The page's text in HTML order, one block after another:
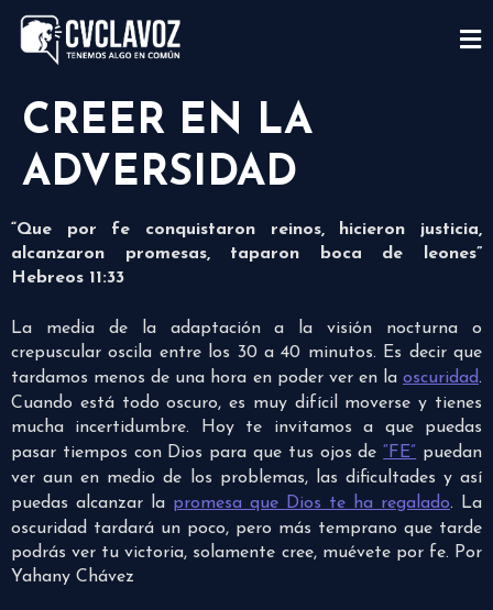
CREER EN LA
ADVERSIDAD
“Que por fe conquistaron reinos, hicieron justicia,
alcanzaron promesas, taparon boca de leones”
Hebreos 11:33
La media de la adaptación a la visión nocturna o
crepuscular oscila entre los 30 a 40 minutos. Es decir que
tardamos menos de una hora en poder ver en la oscuridad.
Cuando está todo oscuro, es muy difícil moverse y tienes
mucha incertidumbre. Hoy te invitamos a que puedas
pasar tiempos con Dios para que tus ojos de“FE” puedan
ver aun en medio de los problemas, las dificultades y así
puedas alcanzar la promesa que Dios te ha regalado. La
oscuridad tardará un poco, pero más temprano que tarde
podrás ver tu victoria, solamente cree, muévete por fe. Por
Yahany Chávez